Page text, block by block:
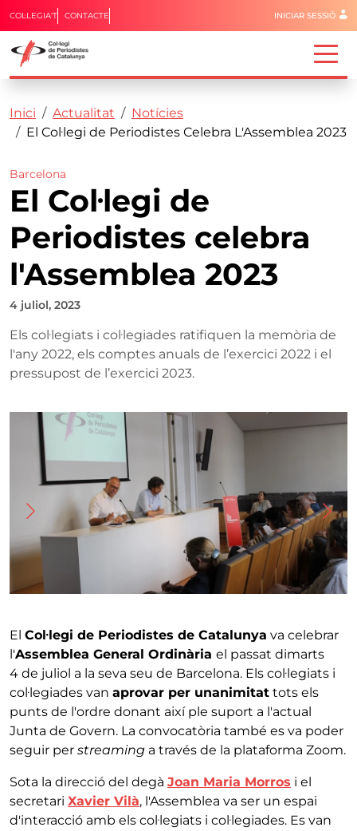
Vés al contingut
Capçalera
COL·LEGIA'T CONTACTE Menú del
INICIAR SESSIÓ
Fil d'ariadna
Inici Actualitat
Notícies
El Col·legi de Periodistes Celebra L'Assemblea 2023
Barcelona
El Col·legi de
Periodistes celebra
l'Assemblea 2023
4 juliol, 2023
Els col·legiats i col·legiades ratifiquen la memòria de
l'any 2022, els comptes anuals de l’exercici 2022 i el
pressupost de l’exercici 2023.
Imatge
El Col·legi de Periodistes de Catalunya va celebrar
l'Assemblea General Ordinària el passat dimarts
4 de juliol a la seva seu de Barcelona. Els col·legiats i
col·legiades van aprovar per unanimitat tots els
punts de l'ordre donant així ple suport a l'actual
Junta de Govern. La convocatòria també es va poder
seguir per streaming a través de la plataforma Zoom.
Sota la direcció del degà Joan Maria Morros i el
secretari Xavier Vilà, l'Assemblea va ser un espai
d'interacció amb els col·legiats i col·legiades. Es van